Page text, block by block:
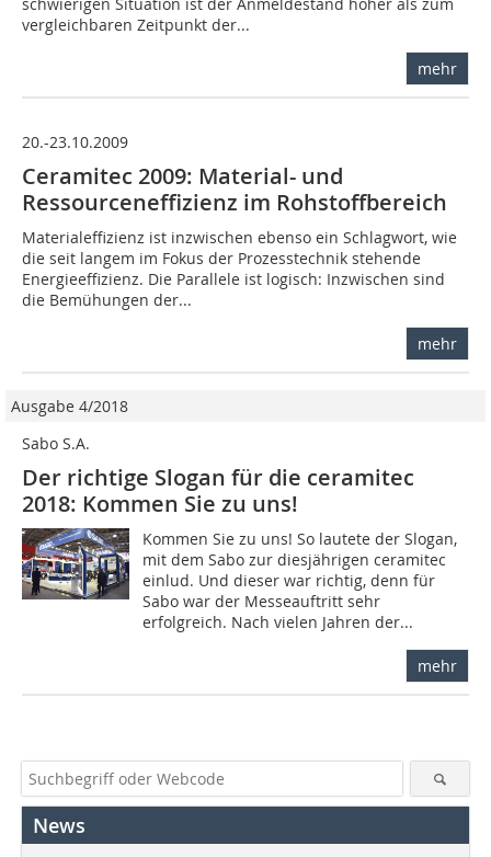
vergleichbaren Zeitpunkt der...
mehr
20.-23.10.2009
Ceramitec 2009: Material- und
Ressourceneffizienz im Rohstoffbereich
Materialeffizienz ist inzwischen ebenso ein Schlagwort, wie
die seit langem im Fokus der Prozesstechnik stehende
Energieeffizienz. Die Parallele ist logisch: Inzwischen sind
die Bemühungen der...
mehr
Ausgabe 4/2018
Sabo S.A.
Der richtige Slogan für die ceramitec
2018: Kommen Sie zu uns!
Kommen Sie zu uns! So lautete der Slogan,
mit dem Sabo zur diesjährigen ceramitec
einlud. Und dieser war richtig, denn für
Sabo war der Messeauftritt sehr
erfolgreich. Nach vielen Jahren der...
mehr
News